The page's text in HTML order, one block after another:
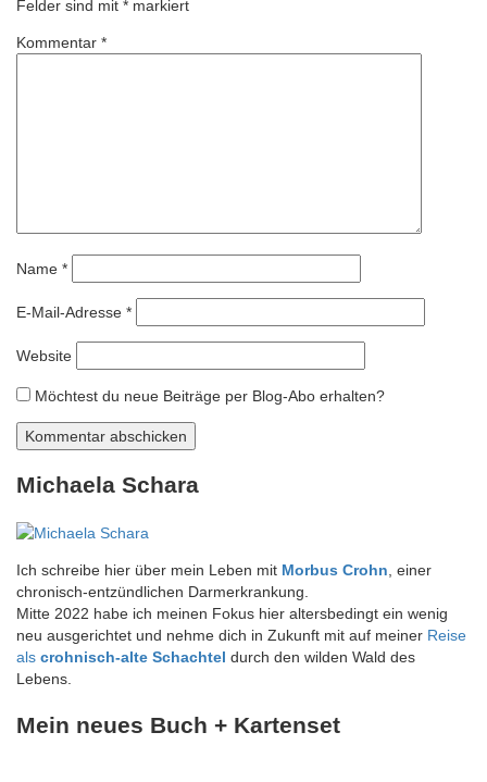
Felder sind mit * markiert
Kommentar *
Name *
E-Mail-Adresse *
Website
Möchtest du neue Beiträge per Blog-Abo erhalten?
Michaela Schara
Ich schreibe hier über mein Leben mit Morbus Crohn , einer
chronisch-entzündlichen Darmerkrankung.
Mitte 2022 habe ich meinen Fokus hier altersbedingt ein wenig
neu ausgerichtet und nehme dich in Zukunft mit auf meiner Reise
als crohnisch-alte Schachtel durch den wilden Wald des
Lebens.
Mein neues Buch + Kartenset